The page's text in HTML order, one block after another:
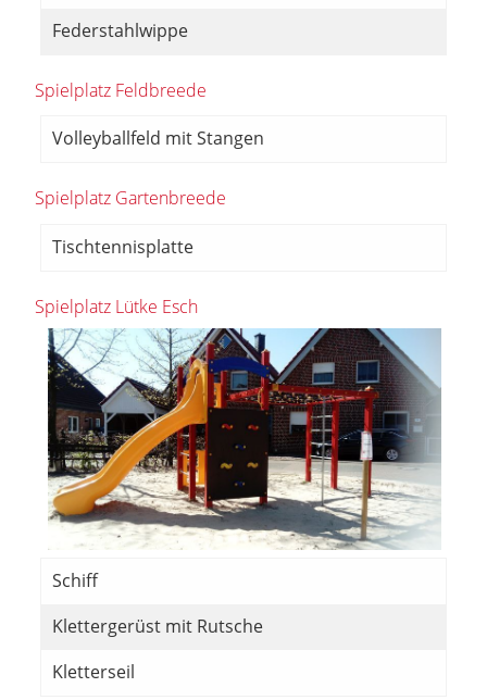
Federstahlwippe
Spielplatz Feldbreede
Volleyballfeld mit Stangen
Spielplatz Gartenbreede
Tischtennisplatte
Spielplatz Lütke Esch
Schiff
Klettergerüst mit Rutsche
Kletterseil